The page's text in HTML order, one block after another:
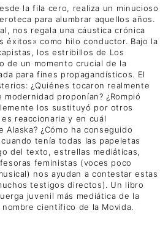
la fila cero, realiza un minucioso
para alumbrar aquellos años.
nos regala una cáustica crónica
éxitos» como hilo conductor. Bajo la
los estribillos de Los
de un momento crucial de la
para fines propagandísticos. El
¿Quiénes tocaron realmente
proponían? ¿Rompió
los sustituyó por otros
reaccionaria y en cuál
Alaska? ¿Cómo ha conseguido
tenía todas las papeletas
del texto, estrellas mediáticas,
feministas (voces poco
nos ayudan a contestar estas
testigos directos). Un libro
juvenil más mediática de la
científico de la Movida.